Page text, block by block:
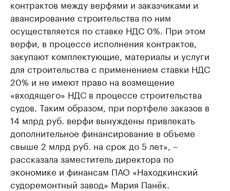
контрактов между верфями и заказчиками и
авансирование строительства по ним
осуществляется по ставке НДС 0%. При этом
верфи, в процессе исполнения контрактов,
закупают комплектующие, материалы и услуги
для строительства с применением ставки НДС
20% и не имеют право на возмещение
«входящего» НДС в процессе строительства
судов. Таким образом, при портфеле заказов в
14 млрд руб. верфи вынуждены привлекать
дополнительное финансирование в объеме
свыше 2 млрд руб. на срок до 5 лет», –
рассказала заместитель директора по
экономике и финансам ПАО «Находкинский
судоремонтный завод» Мария Панёк.